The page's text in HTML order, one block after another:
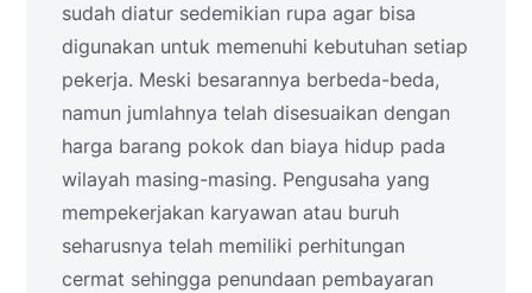
sudah diatur sedemikian rupa agar bisa
digunakan untuk memenuhi kebutuhan setiap
pekerja. Meski besarannya berbeda-beda,
namun jumlahnya telah disesuaikan dengan
harga barang pokok dan biaya hidup pada
wilayah masing-masing. Pengusaha yang
mempekerjakan karyawan atau buruh
seharusnya telah memiliki perhitungan
cermat sehingga penundaan pembayaran